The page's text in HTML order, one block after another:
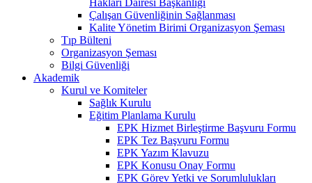
Çalışan Güvenliğinin Sağlanması
Kalite Yönetim Birimi Organizasyon Şeması
Tıp Bülteni
Organizasyon Şeması
Bilgi Güvenliği
Akademik
Kurul ve Komiteler
Sağlık Kurulu
Eğitim Planlama Kurulu
EPK Hizmet Birleştirme Başvuru Formu
EPK Tez Başvuru Formu
EPK Yazım Klavuzu
EPK Konusu Onay Formu
EPK Görev Yetki ve Sorumlulukları